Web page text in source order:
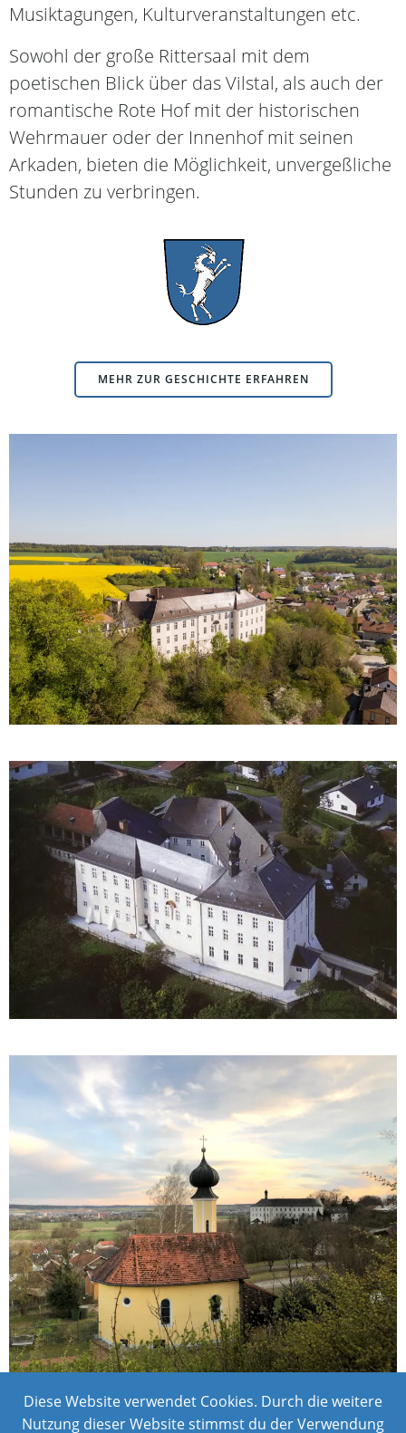
Musiktagungen, Kulturveranstaltungen etc.
Sowohl der große Rittersaal mit dem
poetischen Blick über das Vilstal, als auch der
romantische Rote Hof mit der historischen
Wehrmauer oder der Innenhof mit seinen
Arkaden, bieten die Möglichkeit, unvergeßliche
Stunden zu verbringen.
MEHR ZUR GESCHICHTE ERFAHREN
Diese Website verwendet Cookies. Durch die weitere
Nutzung dieser Website stimmst du der Verwendung